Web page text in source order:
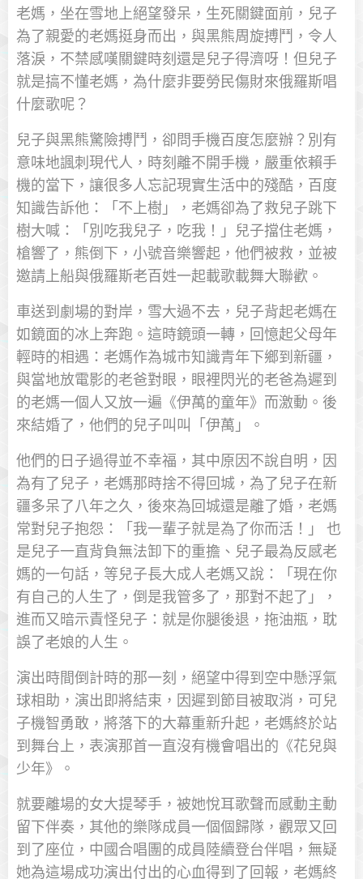
老媽，坐在雪地上絕望發呆，生死關鍵面前，兒子
為了親愛的老媽挺身而出，與黑熊周旋搏鬥，令人
落淚，不禁感嘆關鍵時刻還是兒子得濟呀！但兒子
就是搞不懂老媽，為什麼非要勞民傷財來俄羅斯唱
什麼歌呢？
兒子與黑熊驚險搏鬥，卻問手機百度怎麼辦？別有
意味地諷刺現代人，時刻離不開手機，嚴重依賴手
機的當下，讓很多人忘記現實生活中的殘酷，百度
知識告訴他：「不上樹」，老媽卻為了救兒子跳下
樹大喊：「別吃我兒子，吃我！」兒子擋住老媽，
槍響了，熊倒下，小號音樂響起，他們被救，並被
邀請上船與俄羅斯老百姓一起載歌載舞大聯歡。
車送到劇場的對岸，雪大過不去，兒子背起老媽在
如鏡面的冰上奔跑。這時鏡頭一轉，回憶起父母年
輕時的相遇：老媽作為城市知識青年下鄉到新疆，
與當地放電影的老爸對眼，眼裡閃光的老爸為遲到
的老媽一個人又放一遍《伊萬的童年》而激動。後
來結婚了，他們的兒子叫叫「伊萬」。
他們的日子過得並不幸福，其中原因不說自明，因
為有了兒子，老媽那時捨不得回城，為了兒子在新
疆多呆了八年之久，後來為回城還是離了婚，老媽
常對兒子抱怨：「我一輩子就是為了你而活！」 也
是兒子一直背負無法卸下的重擔、兒子最為反感老
媽的一句話，等兒子長大成人老媽又說：「現在你
有自己的人生了，倒是我管多了，那對不起了」，
進而又暗示責怪兒子：就是你腿後退，拖油瓶，耽
誤了老娘的人生。
演出時間倒計時的那一刻，絕望中得到空中懸浮氣
球相助，演出即將結束，因遲到節目被取消，可兒
子機智勇敢，將落下的大幕重新升起，老媽終於站
到舞台上，表演那首一直沒有機會唱出的《花兒與
少年》。
就要離場的女大提琴手，被她悅耳歌聲而感動主動
留下伴奏，其他的樂隊成員一個個歸隊，觀眾又回
到了座位，中國合唱團的成員陸續登台伴唱，無疑
她為這場成功演出付出的心血得到了回報，老媽終